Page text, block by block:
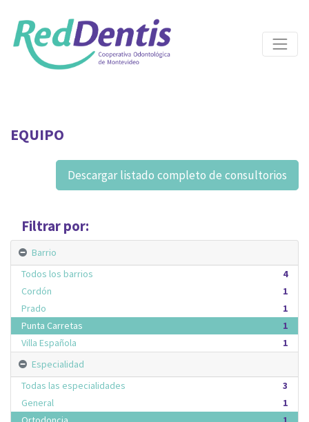
EQUIPO
Descargar listado completo de consultorios
Filtrar por:
Barrio
4
Todos los barrios
1
Cordón
1
Prado
1
Punta Carretas
1
Villa Española
Especialidad
3
Todas las especialidades
1
General